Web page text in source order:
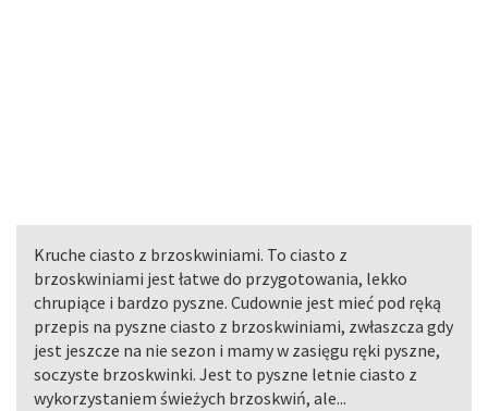
Kruche ciasto z brzoskwiniami. To ciasto z
brzoskwiniami jest łatwe do przygotowania, lekko
chrupiące i bardzo pyszne. Cudownie jest mieć pod ręką
przepis na pyszne ciasto z brzoskwiniami, zwłaszcza gdy
jest jeszcze na nie sezon i mamy w zasięgu ręki pyszne,
soczyste brzoskwinki. Jest to pyszne letnie ciasto z
wykorzystaniem świeżych brzoskwiń, ale...